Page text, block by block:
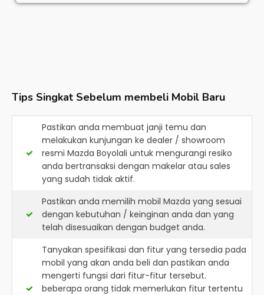
Tips Singkat Sebelum membeli Mobil Baru
Pastikan anda membuat janji temu dan
melakukan kunjungan ke dealer / showroom
resmi Mazda Boyolali untuk mengurangi resiko
anda bertransaksi dengan makelar atau sales
yang sudah tidak aktif.
Pastikan anda memilih mobil Mazda yang sesuai
dengan kebutuhan / keinginan anda dan yang
telah disesuaikan dengan budget anda.
Tanyakan spesifikasi dan fitur yang tersedia pada
mobil yang akan anda beli dan pastikan anda
mengerti fungsi dari fitur-fitur tersebut.
beberapa orang tidak memerlukan fitur tertentu